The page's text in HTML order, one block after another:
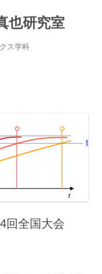
也研究室
ス学科
回全国大会